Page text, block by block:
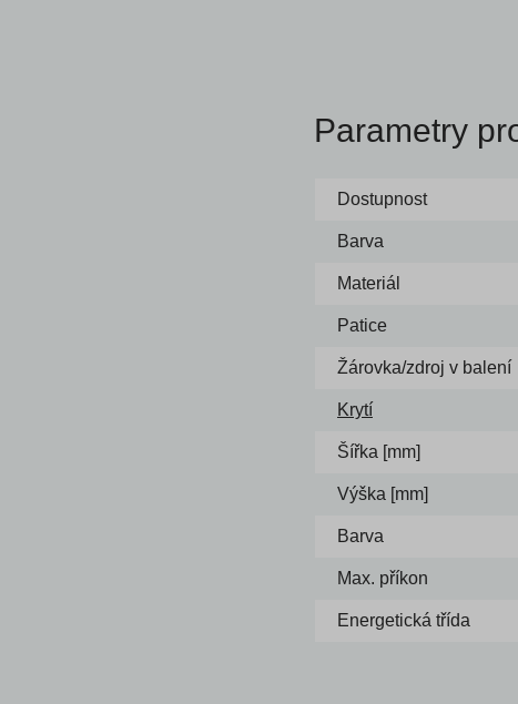
Parametry
Dostupnost
Barva
Materiál
Patice
Žárovka/zdroj v balení
Krytí
Šířka [mm]
Výška [mm]
Barva
Max. příkon
Energetická třída